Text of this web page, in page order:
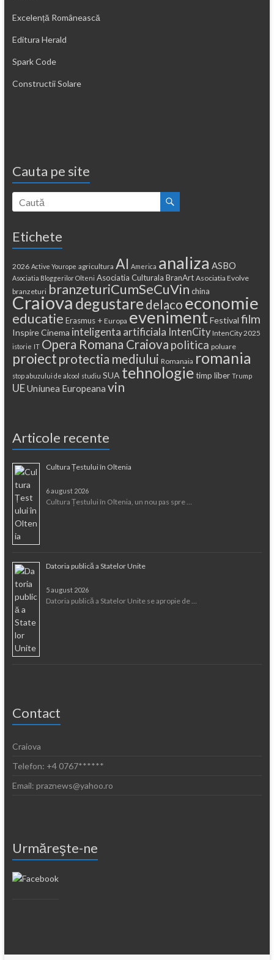
Excelență Românească
Editura Herald
Spark Code
Constructii Solare
Cauta pe site
Etichete
2026 Active Yourope agricultura AI America analiza ASBO
Asociatia Bloggerilor Olteni Asociatia Culturala BranArt Asociatia Evolve
branzeturi branzeturiCumSeCuVin china
Craiova degustaredelaco economie
educatie Erasmus + Europa eveniment Festival film
Inspire Cinema inteligenta artificiala IntenCity IntenCity 2025
istorie IT Opera Romana Craiova politica poluare
proiect protectia mediului Romanaia romania
stop abuzului de alcool studiu SUA tehnologie timp liber Trump
UEUniunea Europeana vin
Articole recente
Cultura Țestului în Oltenia
6 august 2026
Cultura Țestului în Oltenia, un nou pas spre …
Datoria publică a Statelor Unite
5 august 2026
Datoria publică a Statelor Unite se apropie de …
Contact
Craiova
Telefon: +4 0767******
Email: praznews@yahoo.ro
Urmăreşte-ne